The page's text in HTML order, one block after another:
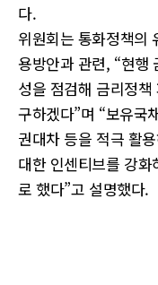
다.
위원회는 통화정책의
용방안과 관련, “현행
성을 점검해 금리정
구하겠다”며 “보유국
권대차 등을 적극 활
대한 인센티브를 강
로 했다”고 설명했다.